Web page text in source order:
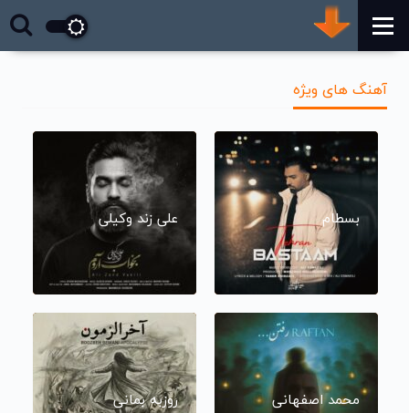
آهنگ های ویژه
بسطام علی زند وکیلی
محمد اصفهانی روزبه بمانی